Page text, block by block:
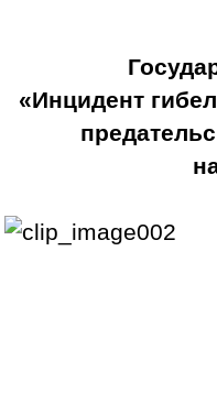
«Инцидент